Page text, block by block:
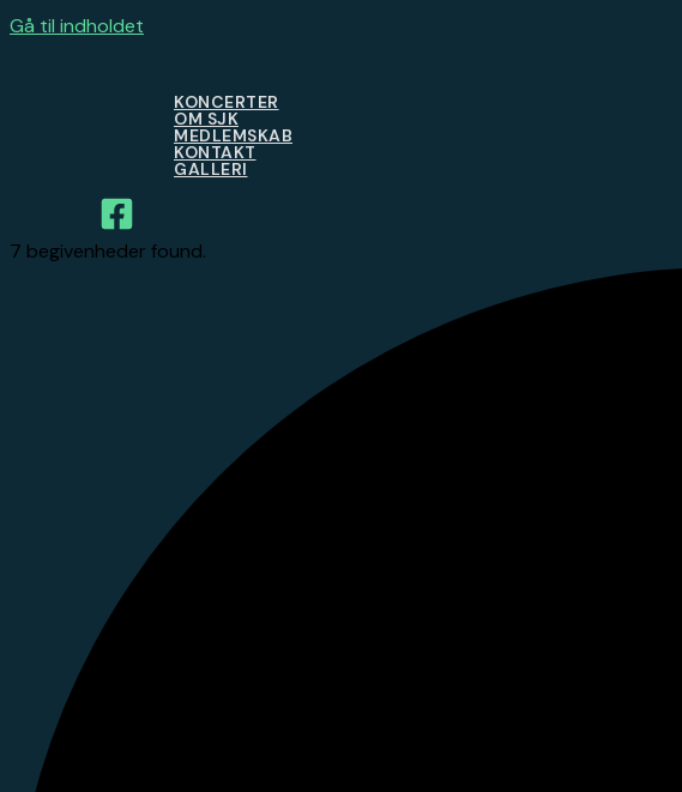
Gå til indholdet
KONCERTER
OM SJK
MEDLEMSKAB
KONTAKT
GALLERI
7 begivenheder found.